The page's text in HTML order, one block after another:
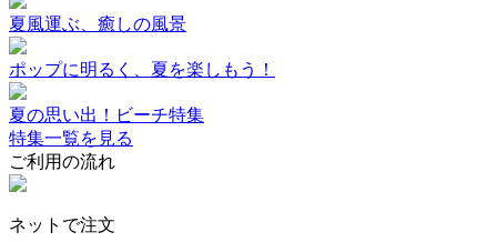
夏風運ぶ、癒しの風景
ポップに明るく、夏を楽しもう！
夏の思い出！ビーチ特集
特集一覧を見る
ご利用の流れ
ネットで注文